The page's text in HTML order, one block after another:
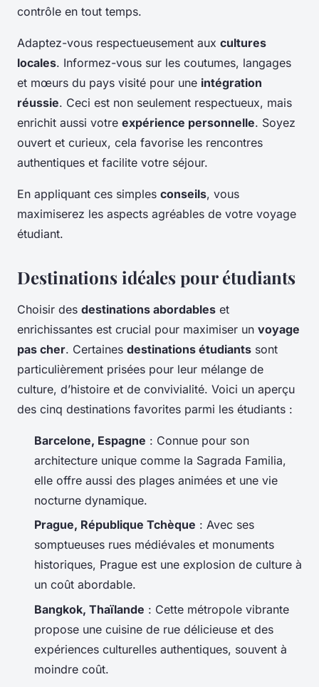
contrôle en tout temps.
Adaptez-vous respectueusement aux cultures
locales. Informez-vous sur les coutumes, langages
et mœurs du pays visité pour une intégration
réussie. Ceci est non seulement respectueux, mais
enrichit aussi votre expérience personnelle. Soyez
ouvert et curieux, cela favorise les rencontres
authentiques et facilite votre séjour.
En appliquant ces simples conseils, vous
maximiserez les aspects agréables de votre voyage
étudiant.
Destinations idéales pour étudiants
Choisir des destinations abordables et
enrichissantes est crucial pour maximiser un voyage
pas cher. Certaines destinations étudiants sont
particulièrement prisées pour leur mélange de
culture, d’histoire et de convivialité. Voici un aperçu
des cinq destinations favorites parmi les étudiants :
Barcelone, Espagne : Connue pour son
architecture unique comme la Sagrada Familia,
elle offre aussi des plages animées et une vie
nocturne dynamique.
Prague, République Tchèque : Avec ses
somptueuses rues médiévales et monuments
historiques, Prague est une explosion de culture à
un coût abordable.
Bangkok, Thaïlande : Cette métropole vibrante
propose une cuisine de rue délicieuse et des
expériences culturelles authentiques, souvent à
moindre coût.